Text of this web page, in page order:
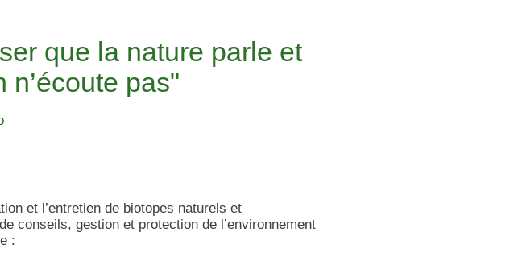
que la nature parle et
pas"
et l’entretien de biotopes naturels et
conseils, gestion et protection de l’environnement
: